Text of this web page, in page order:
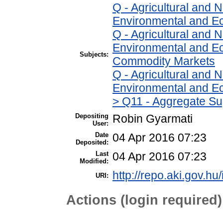
Subjects:
Q - Agricultural and
Environmental and
Q - Agricultural and
Environmental and
Commodity Markets
Q - Agricultural and
Environmental and
> Q11 - Aggregate
Depositing
User:
Robin Gyarmati
Date
Deposited:
04 Apr 2016 07:23
Last
Modified:
04 Apr 2016 07:23
URI: http://
Actions (login required)